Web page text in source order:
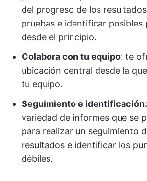
del progreso de los
pruebas e identificar posibles
desde el principio.
Colabora con tu equipo: te
ubicación central desde la
tu equipo.
Seguimiento e identificación:
variedad de informes que se
para realizar un seguimiento
resultados e identificar los
débiles.